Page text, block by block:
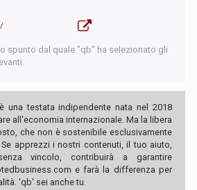
spunto dal quale "qb" ha selezionato gli
è una testata indipendente nata nel 2018
all'economia internazionale. Ma la libera
che non è sostenibile esclusivamente
apprezzi i nostri contenuti, il tuo aiuto,
vincolo, contribuirà a garantire
e farà la differenza per
'qb' sei anche tu.